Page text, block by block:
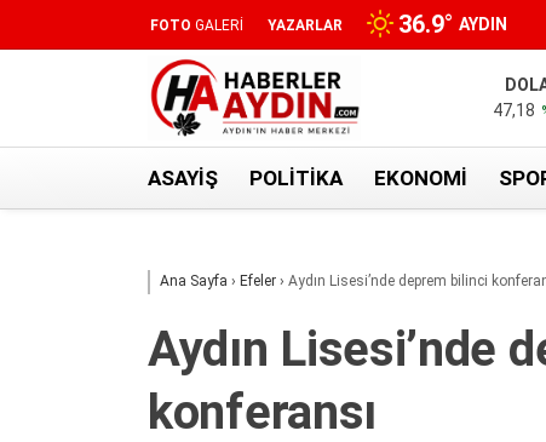
FOTO GALERİ YAZARLAR 36.9° AYDIN
47,18
ASAYIŞ POLITIKA EKONOMI
Ana Sayfa › Efeler › Aydın Lisesi’nde deprem bilinci
Aydın Lisesi’nde
konferansı